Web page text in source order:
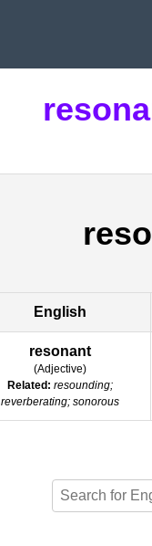
English
resonant
(Adjective)
Related: resounding;
reverberating; sonorous